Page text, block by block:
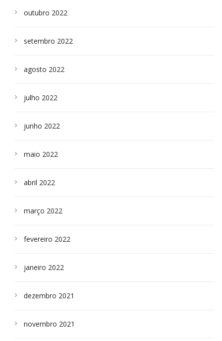
outubro 2022
setembro 2022
agosto 2022
julho 2022
junho 2022
maio 2022
abril 2022
março 2022
fevereiro 2022
janeiro 2022
dezembro 2021
novembro 2021